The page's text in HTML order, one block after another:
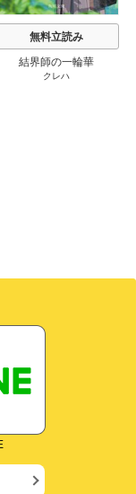
無料立読み
結界師の一輪華
クレハ